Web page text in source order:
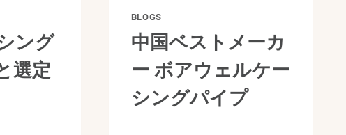
ング
選定
BLOGS
中国ベストメーカ
ー ボアウェルケー
シングパイプ